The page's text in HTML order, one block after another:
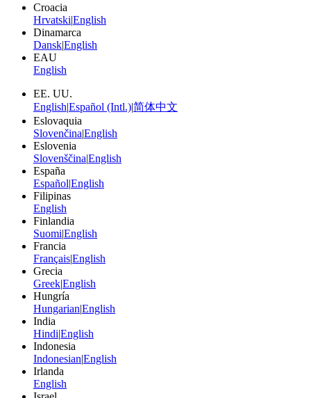
Croacia
Hrvatski|English
Dinamarca
Dansk|English
EAU
English
EE. UU.
English|Español (Intl.)|简体中文
Eslovaquia
Slovenčina|English
Eslovenia
Slovenščina|English
España
Español|English
Filipinas
English
Finlandia
Suomi|English
Francia
Français|English
Grecia
Greek|English
Hungría
Hungarian|English
India
Hindi|English
Indonesia
Indonesian|English
Irlanda
English